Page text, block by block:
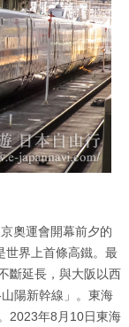
奧運會開幕前夕的
世界上首條高鐵。最
斷延長，與大阪以西
陽新幹線」。東海
2023年8月10日東海